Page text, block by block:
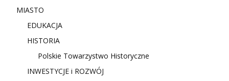
MIASTO
EDUKACJA
HISTORIA
Polskie Towarzystwo Historyczne
INWESTYCJE i ROZWÓJ